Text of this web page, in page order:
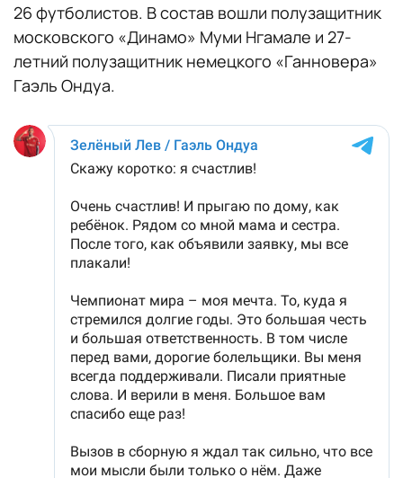
26 футболистов. В состав вошли полузащитник
московского «Динамо» Муми Нгамале и 27-
летний полузащитник немецкого «Ганновера»
Гаэль Ондуа.